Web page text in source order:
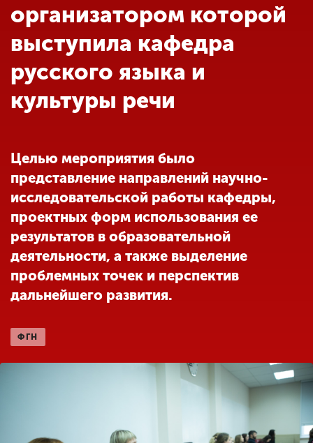
Международная
деятельность
Другие виды
Сведения об
образовательной
организации
+7 (831) 262-26-20
организатором которой
выступила кафедра
русского языка и
культуры речи
Целью мероприятия было
представление направлений научно-
исследовательской работы кафедры,
проектных форм использования ее
результатов в образовательной
деятельности, а также выделение
проблемных точек и перспектив
дальнейшего развития.
ФГН